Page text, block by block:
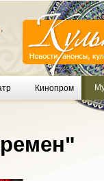
Кинопром